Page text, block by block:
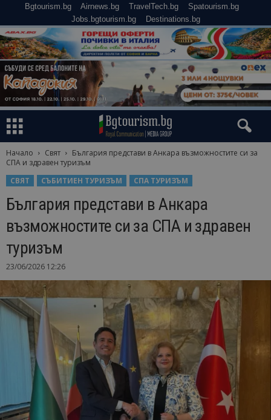
Bgtourism.bg Airnews.bg TravelTech.bg
Spatourism.bg
Jobs.bgtourism.bg
Destinations.bg
Начало Свят
България представи в Анкара възможностите си за
СПА и здравен туризъм
СВЯТ
СЪБИТИЕН ТУРИЗЪМ СПА ТУРИЗЪМ
България представи в Анкара
възможностите си за СПА и здравен
туризъм
23/06/2026 12:26